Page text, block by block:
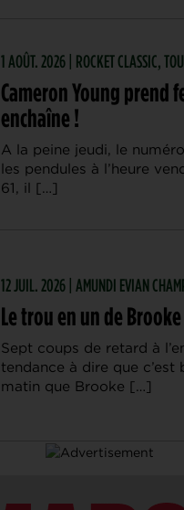
1 AOÛT. 2026 | ROCKET CLASSIC,
Cameron Young prend
enchaîne !
A la peine jeudi, le
les pendules à l’heure
61, il […]
12 JUIL. 2026 | AMUNDI EVIAN
Le trou en un de
Sept coups de retard à
tendance à dire que
matin que Brooke […]